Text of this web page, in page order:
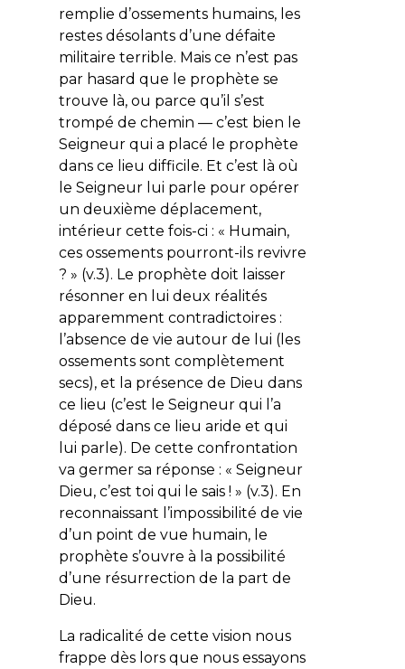
remplie d’ossements humains, les
restes désolants d’une défaite
militaire terrible. Mais ce n’est pas
par hasard que le prophète se
trouve là, ou parce qu’il s’est
trompé de chemin — c’est bien le
Seigneur qui a placé le prophète
dans ce lieu difficile. Et c’est là où
le Seigneur lui parle pour opérer
un deuxième déplacement,
intérieur cette fois-ci : « Humain,
ces ossements pourront-ils revivre
? » (v.3). Le prophète doit laisser
résonner en lui deux réalités
apparemment contradictoires :
l’absence de vie autour de lui (les
ossements sont complètement
secs), et la présence de Dieu dans
ce lieu (c’est le Seigneur qui l’a
déposé dans ce lieu aride et qui
lui parle). De cette confrontation
va germer sa réponse : « Seigneur
Dieu, c’est toi qui le sais ! » (v.3). En
reconnaissant l’impossibilité de vie
d’un point de vue humain, le
prophète s’ouvre à la possibilité
d’une résurrection de la part de
Dieu.
La radicalité de cette vision nous
frappe dès lors que nous essayons